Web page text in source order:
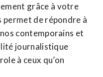
grâce à votre
permet de répondre à
contemporains et
journalistique
à ceux qu’on